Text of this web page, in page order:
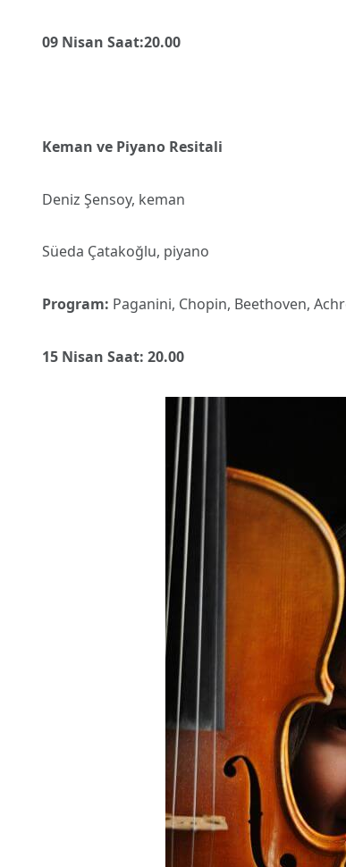
09 Nisan Saat:20.00
Keman ve Piyano Resitali
Deniz Şensoy, keman
Süeda Çatakoğlu, piyano
Program: Paganini, Chopin, Beethoven,
15 Nisan Saat: 20.00